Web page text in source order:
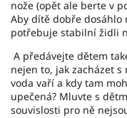
nože (opět ale berte v
Aby dítě dobře
potřebuje stabilní židli
A předávejte dětem
nejen to, jak zacházet s
voda vaří a kdy tam
upečená? Mluvte s
souvislosti pro ně